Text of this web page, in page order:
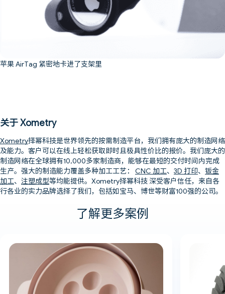
苹果 AirTag 紧密地卡进了支架里
关于 Xometry
Xometry择幂科技是世界领先的按需制造平台，我们拥有庞大的制造网络
及能力。客户可以在线上轻松获取即时且极具性价比的报价。我们庞大的
制造网络在全球拥有10,000多家制造商，能够在最短的交付时间内完成
生产。强大的制造能力覆盖多种加工工艺： CNC 加工、 3D 打印、 钣金
加工、 注塑成型等均能提供。Xometry择幂科技 深受客户信任，来自各
行各业的实力品牌选择了我们，包括如宝马、博世等财富100强的公司。
了解更多案例